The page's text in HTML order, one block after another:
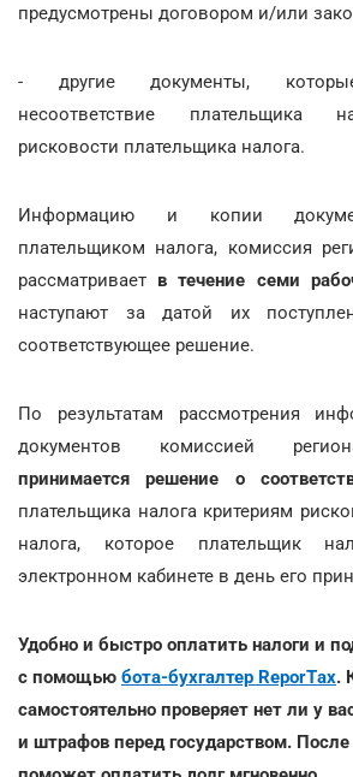
предусмотрены договором и/или
- другие документы,
несоответствие плательщика
рисковости плательщика налога.
Информацию и копии
плательщиком налога, комиссия
рассматривает в течение семи
наступают за датой их
соответствующее решение.
По результатам рассмотрения
документов комиссией
принимается решение о
плательщика налога критериям
налога, которое плательщик
электронном кабинете в день его
Удобно и быстро оплатить налоги и
с помощью бота-бухгалтер ReporTах.
самостоятельно проверяет нет ли у
и штрафов перед государством. После